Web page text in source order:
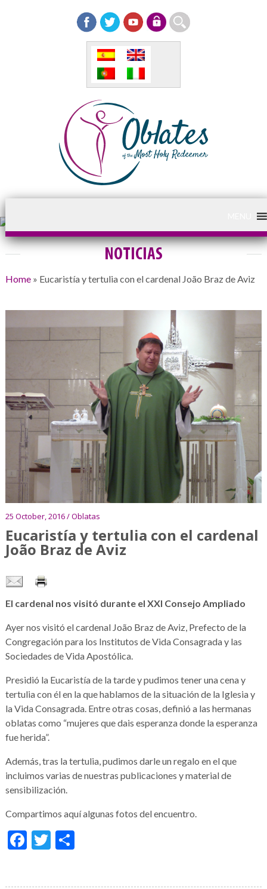
NOTICIAS
Home» Eucaristía y tertulia con el cardenal João Braz de Aviz
25 October, 2016 / Oblatas
Eucaristía y tertulia con el cardenal
João Braz de Aviz
El cardenal nos visitó durante el XXI Consejo Ampliado
Ayer nos visitó el cardenal João Braz de Aviz, Prefecto de la
Congregación para los Institutos de Vida Consagrada y las
Sociedades de Vida Apostólica.
Presidió la Eucaristía de la tarde y pudimos tener una cena y
tertulia con él en la que hablamos de la situación de la Iglesia y
la Vida Consagrada. Entre otras cosas, definió a las hermanas
oblatas como “mujeres que dais esperanza donde la esperanza
fue herida”.
Además, tras la tertulia, pudimos darle un regalo en el que
incluimos varias de nuestras publicaciones y material de
sensibilización.
Compartimos aquí algunas fotos del encuentro.
Facebook
Twitter
Share